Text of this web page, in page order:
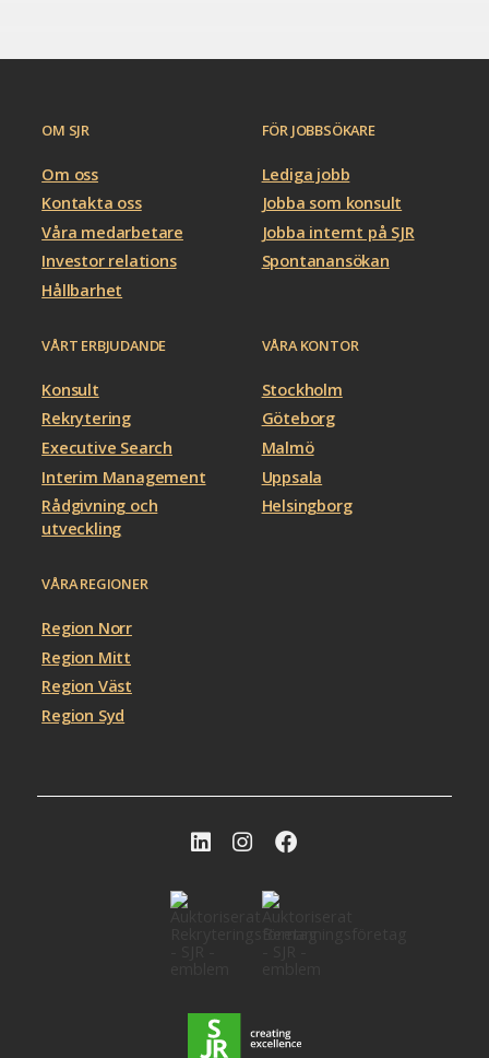
OM SJR
Om oss
Kontakta oss
Våra medarbetare
Investor relations
Hållbarhet
FÖR JOBBSÖKARE
Lediga jobb
Jobba som konsult
Jobba internt på SJR
Spontanansökan
VÅRT ERBJUDANDE
Konsult
Rekrytering
Executive Search
Interim Management
Rådgivning och
utveckling
VÅRA KONTOR
Stockholm
Göteborg
Malmö
Uppsala
Helsingborg
VÅRA REGIONER
Region Norr
Region Mitt
Region Väst
Region Syd